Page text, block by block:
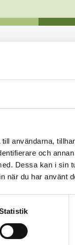
användarna,
och
Dessa kan i sin
när du har använt
kan förändras